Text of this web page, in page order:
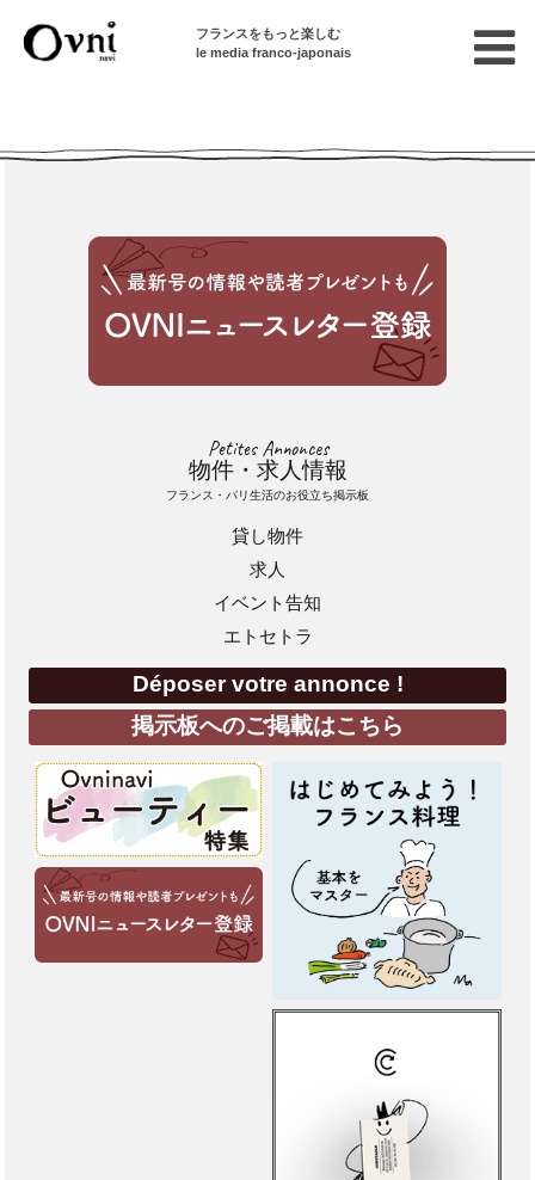
フランスをもっと楽しむ
le media franco-japonais
Petites Annonces
物件・求人情報
フランス・パリ生活のお役立ち掲示板
貸し物件
求人
イベント告知
エトセトラ
Déposer votre annonce !
掲示板へのご掲載はこちら